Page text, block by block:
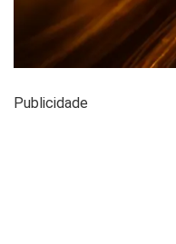
Publicidade